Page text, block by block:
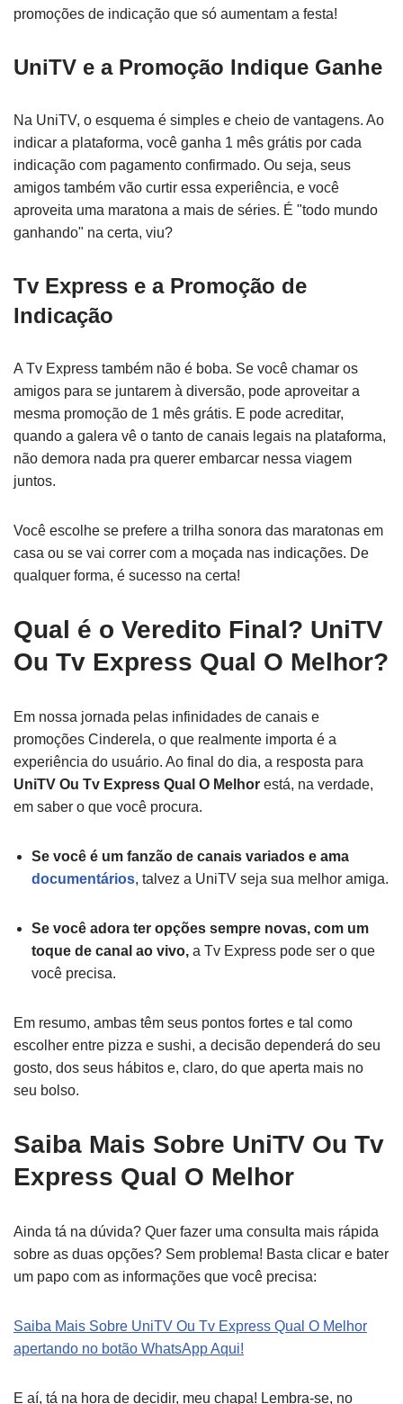
promoções de indicação que só aumentam a festa!
UniTV e a Promoção Indique Ganhe
Na UniTV, o esquema é simples e cheio de vantagens. Ao
indicar a plataforma, você ganha 1 mês grátis por cada
indicação com pagamento confirmado. Ou seja, seus
amigos também vão curtir essa experiência, e você
aproveita uma maratona a mais de séries. É "todo mundo
ganhando" na certa, viu?
Tv Express e a Promoção de
Indicação
A Tv Express também não é boba. Se você chamar os
amigos para se juntarem à diversão, pode aproveitar a
mesma promoção de 1 mês grátis. E pode acreditar,
quando a galera vê o tanto de canais legais na plataforma,
não demora nada pra querer embarcar nessa viagem
juntos.
Você escolhe se prefere a trilha sonora das maratonas em
casa ou se vai correr com a moçada nas indicações. De
qualquer forma, é sucesso na certa!
Qual é o Veredito Final? UniTV
Ou Tv Express Qual O Melhor?
Em nossa jornada pelas infinidades de canais e
promoções Cinderela, o que realmente importa é a
experiência do usuário. Ao final do dia, a resposta para
UniTV Ou Tv Express Qual O Melhor está, na verdade,
em saber o que você procura.
Se você é um fanzão de canais variados e ama
documentários, talvez a UniTV seja sua melhor amiga.
Se você adora ter opções sempre novas, com um
toque de canal ao vivo, a Tv Express pode ser o que
você precisa.
Em resumo, ambas têm seus pontos fortes e tal como
escolher entre pizza e sushi, a decisão dependerá do seu
gosto, dos seus hábitos e, claro, do que aperta mais no
seu bolso.
Saiba Mais Sobre UniTV Ou Tv
Express Qual O Melhor
Ainda tá na dúvida? Quer fazer uma consulta mais rápida
sobre as duas opções? Sem problema! Basta clicar e bater
um papo com as informações que você precisa:
Saiba Mais Sobre UniTV Ou Tv Express Qual O Melhor
apertando no botão WhatsApp Aqui!
E aí, tá na hora de decidir, meu chapa! Lembra-se, no